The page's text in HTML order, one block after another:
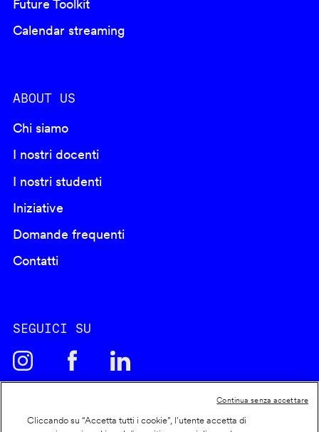
Future Toolkit
Calendar streaming
ABOUT US
Chi siamo
I nostri docenti
I nostri studenti
Iniziative
Domande frequenti
Contatti
SEGUICI SU
Cliccando su “Accetta tutti i cookie”, l'utente accetta di
Continua senza accettare